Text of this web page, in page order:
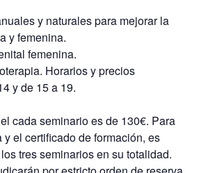
y naturales para mejorar la
y femenina.
femenina.
Horarios y precios
y de 15 a 19.
cada seminario es de 130€. Para
el certificado de formación, es
tres seminarios en su totalidad.